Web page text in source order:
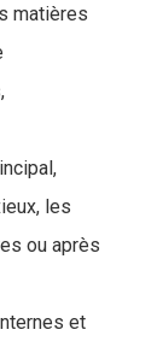
matières
les
ou après
et